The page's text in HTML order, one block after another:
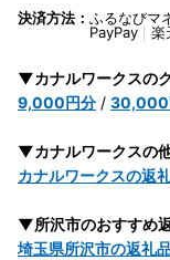
決済方法： ふるなびマ
PayPay
楽
▼カナルワークスの
9,000円分 / 30,000
▼カナルワークスの
カナルワークスの返
▼所沢市のおすすめ
埼玉県所沢市の返礼